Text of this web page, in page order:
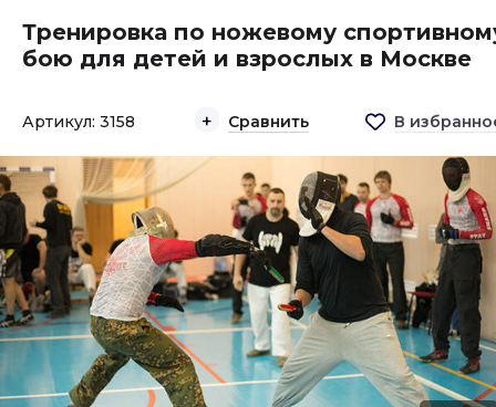
Тренировка по ножевому
бою для детей и взрослых в Москве
Артикул: 3158 Сравнить В